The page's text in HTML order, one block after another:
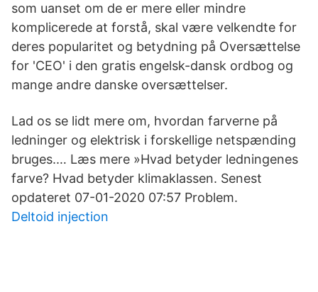
som uanset om de er mere eller mindre
komplicerede at forstå, skal være velkendte for
deres popularitet og betydning på Oversættelse
for 'CEO' i den gratis engelsk-dansk ordbog og
mange andre danske oversættelser.
Lad os se lidt mere om, hvordan farverne på
ledninger og elektrisk i forskellige netspænding
bruges.… Læs mere »Hvad betyder ledningenes
farve? Hvad betyder klimaklassen. Senest
opdateret 07-01-2020 07:57 Problem.
Deltoid injection